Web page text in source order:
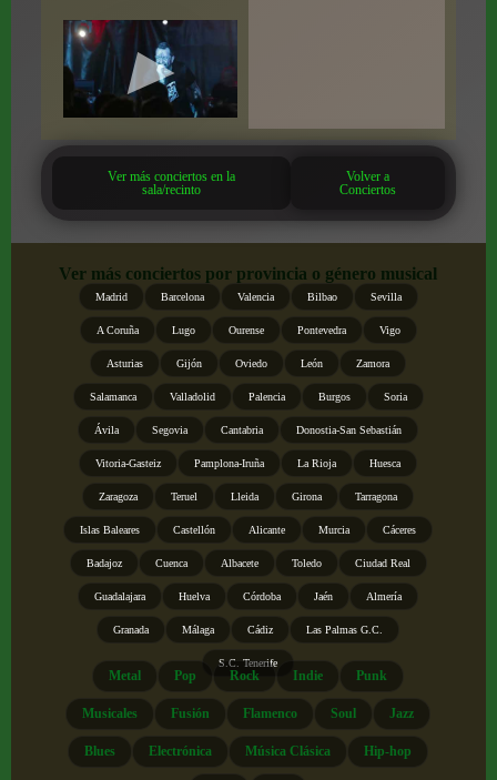
Ver más conciertos en la
sala/recinto
Volver a
Conciertos
Ver más conciertos por provincia o género musical
Madrid Barcelona Valencia Bilbao Sevilla
A Coruña Lugo Ourense Pontevedra Vigo
Asturias Gijón Oviedo León Zamora
Salamanca Valladolid Palencia Burgos Soria
Ávila Segovia Cantabria Donostia-San Sebastián
Vitoria-Gasteiz Pamplona-Iruña La Rioja Huesca
Zaragoza Teruel Lleida Girona Tarragona
Islas Baleares Castellón Alicante Murcia Cáceres
Badajoz Cuenca Albacete Toledo Ciudad Real
Guadalajara Huelva Córdoba Jaén Almería
Granada Málaga Cádiz Las Palmas G.C.
S.C. Tenerife
Metal Pop Rock Indie Punk
Musicales Fusión Flamenco Soul Jazz
Blues Electrónica Música Clásica Hip-hop